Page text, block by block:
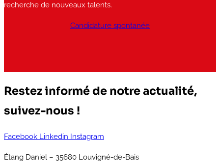
recherche de nouveaux talents.
Candidature spontanée
Restez informé de notre actualité,
suivez-nous !
Facebook Linkedin Instagram
Étang Daniel – 35680 Louvigné-de-Bais